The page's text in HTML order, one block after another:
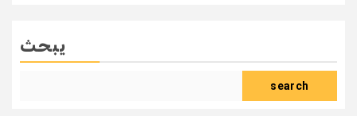
يبحث
search